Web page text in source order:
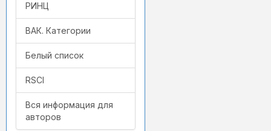
РИНЦ
ВАК. Категории
Белый список
RSCI
Вся информация для
авторов